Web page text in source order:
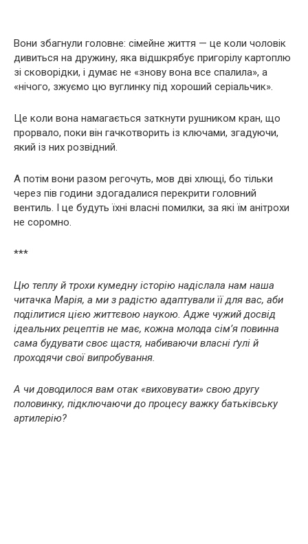
Вони збагнули головне: сімейне життя — це коли чоловік
дивиться на дружину, яка відшкрябує пригорілу картоплю
зі сковорідки, і думає не «знову вона все спалила», а
«нічого, зжуємо цю вуглинку під хороший серіальчик».
Це коли вона намагається заткнути рушником кран, що
прорвало, поки він гачкотворить із ключами, згадуючи,
який із них розвідний.
А потім вони разом регочуть, мов дві хлющі, бо тільки
через пів години здогадалися перекрити головний
вентиль. І це будуть їхні власні помилки, за які їм анітрохи
не соромно.
***
Цю теплу й трохи кумедну історію надіслала нам наша
читачка Марія, а ми з радістю адаптували її для вас, аби
поділитися цією життєвою наукою. Адже чужий досвід
ідеальних рецептів не має, кожна молода сім’я повинна
сама будувати своє щастя, набиваючи власні ґулі й
проходячи свої випробування.
А чи доводилося вам отак «виховувати» свою другу
половинку, підключаючи до процесу важку батьківську
артилерію?